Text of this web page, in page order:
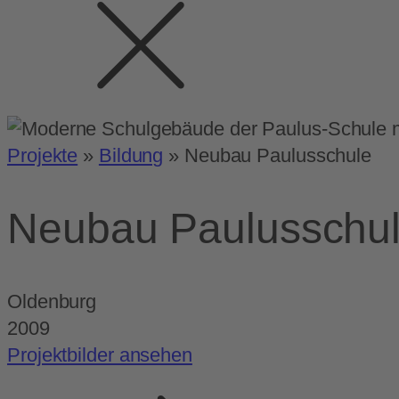
Projekte » Bildung » Neubau Paulusschule
Neubau
Oldenburg
2009
Projektbilder ansehen